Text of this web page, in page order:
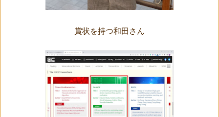
賞状を持つ和田さん